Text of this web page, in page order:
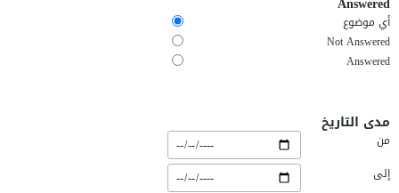
أي موضوع
Not Answered
Answered
مدى التاريخ
من
إلى